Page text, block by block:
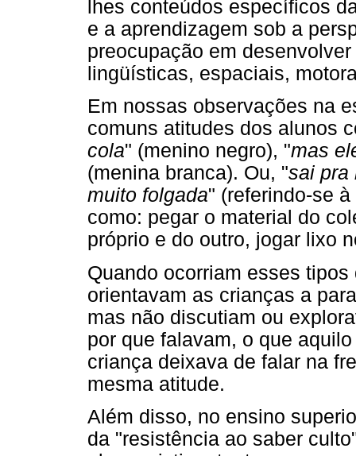
lhes conteúdos específicos
e a aprendizagem sob a
preocupação em
lingüísticas, espaciais,
Em nossas observações na
comuns atitudes dos alunos
cola" (menino negro), "mas
(menina branca). Ou, "sai pra
muito folgada" (referindo-se
como: pegar o material do
próprio e do outro, jogar lixo
Quando ocorriam esses
orientavam as crianças a
mas não discutiam ou
por que falavam, o que
criança deixava de falar na
mesma atitude.
Além disso, no ensino
da "resistência ao saber